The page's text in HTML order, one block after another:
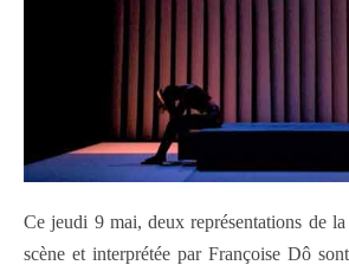
Ce jeudi 9 mai, deux représentations de
scène et interprétée par Françoise Dô